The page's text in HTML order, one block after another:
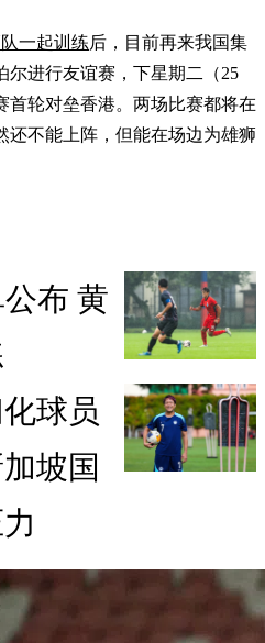
一起训练后，目前再来我国集
尔进行友谊赛，下星期二（25
首轮对垒香港。两场比赛都将在
还不能上阵，但能在场边为雄狮
布 黄
球员
坡国